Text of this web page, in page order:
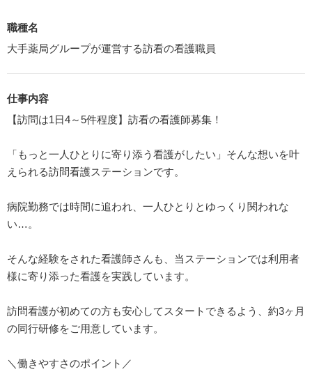
職種名
大手薬局グループが運営する訪看の看護職員
仕事内容
【訪問は1日4～5件程度】訪看の看護師募集！
「もっと一人ひとりに寄り添う看護がしたい」そんな想いを叶
えられる訪問看護ステーションです。
病院勤務では時間に追われ、一人ひとりとゆっくり関われな
い…。
そんな経験をされた看護師さんも、当ステーションでは利用者
様に寄り添った看護を実践しています。
訪問看護が初めての方も安心してスタートできるよう、約3ヶ月
の同行研修をご用意しています。
＼働きやすさのポイント／